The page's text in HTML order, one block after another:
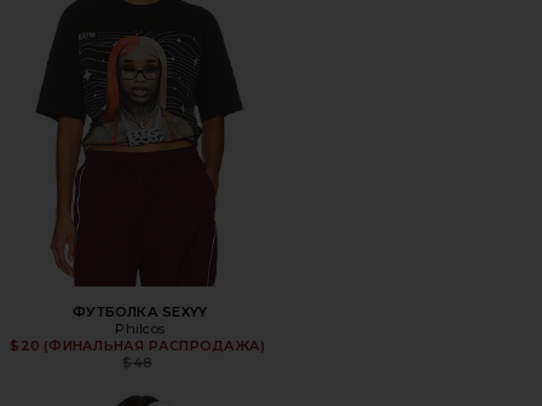
ФУТБОЛКА SEXYY
Philcos
$20 (ФИНАЛЬНАЯ РАСПРОДАЖА)
Previous price:
$48